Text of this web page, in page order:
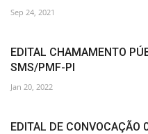
Sep 24, 2021
EDITAL CHAMAMENTO
SMS/PMF-PI
Jan 20, 2022
EDITAL DE CONVOCAÇÃO